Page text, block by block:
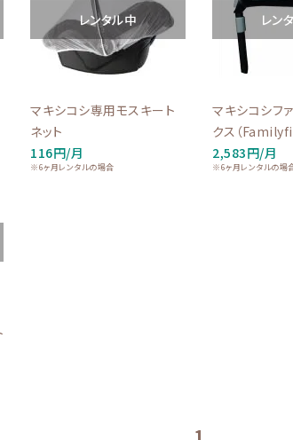
レンタル中
マキシコシ専用モスキート
ネット
116円/月
※6ヶ月レンタルの場合
レン
マキシコシフ
クス（
2,583円/月
※6ヶ月レンタルの場